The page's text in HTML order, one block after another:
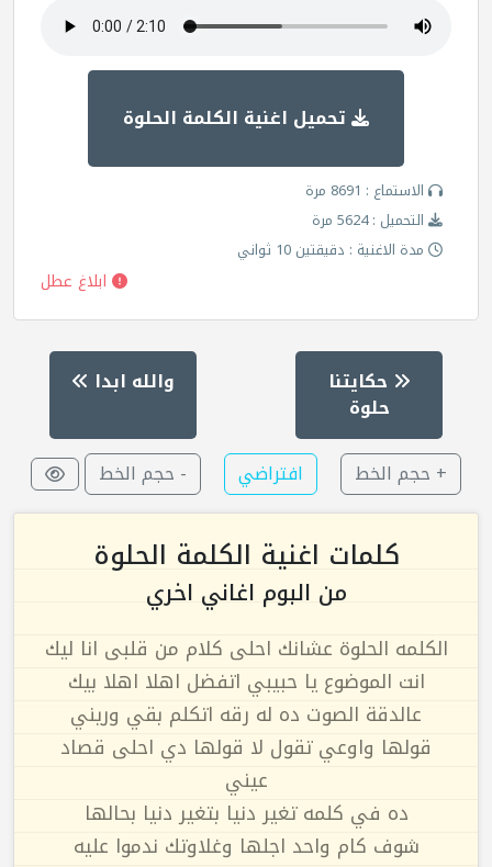
تحميل اغنية الكلمة الحلوة
الاستماع : 8691 مرة
التحميل : 5624 مرة
مدة الاغنية : دقيقتين 10 ثواني
ابلاغ عطل
حكايتنا
حلوة
والله ابدا
+ حجم الخط افتراضي - حجم الخط
كلمات اغنية الكلمة الحلوة
من البوم اغاني اخري
الكلمه الحلوة عشانك احلى كلام من قلبى انا ليك
انت الموضوع يا حبيبي اتفضل اهلا اهلا بيك
عالدقة الصوت ده له رقه اتكلم بقي وريني
قولها واوعي تقول لا قولها دي احلى قصاد
عيني
ده في كلمه تغير دنيا بتغير دنيا بحالها
شوف كام واحد اجلها وغلاوتك ندموا عليه